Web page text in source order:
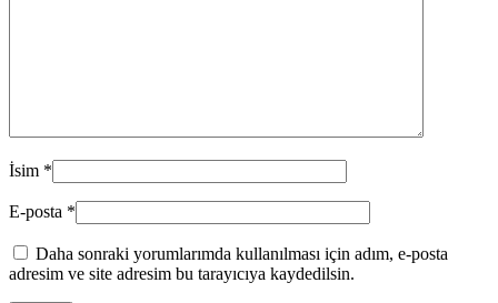
İsim *
E-posta *
Daha sonraki yorumlarımda kullanılması için adım, e-posta
adresim ve site adresim bu tarayıcıya kaydedilsin.